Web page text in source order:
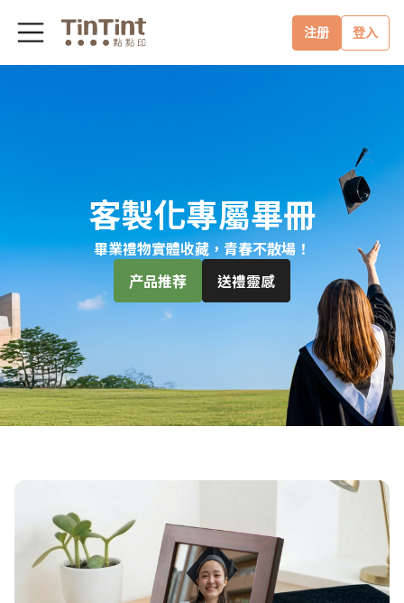
注册 登入
客製化專屬畢冊
畢業禮物實體收藏，青春不散場！
产品推荐
送禮靈感